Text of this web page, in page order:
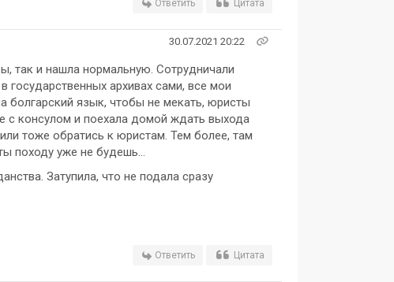
Ответить Цитата
30.07.2021 20:22
так и нашла нормальную. Сотрудничали
государственных архивах сами, все мои
болгарский язык, чтобы не мекать, юристы
с консулом и поехала домой ждать выхода
тоже обратись к юристам. Тем более, там
походу уже не будешь...
Затупила, что не подала сразу
Ответить Цитата